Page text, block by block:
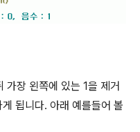
가장 왼쪽에 있는 1을 제거
됩니다. 아래 예를들어 볼